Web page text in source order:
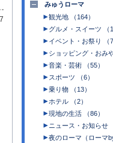
みゅうローマ
観光地 （164）
グルメ・スイーツ （
イベント・お祭り （
ショッピング・おみ
音楽・芸術 （55）
スポーツ （6）
乗り物 （13）
ホテル （2）
現地の生活 （86）
ニュース・お知らせ
夜のローマ（ローマ